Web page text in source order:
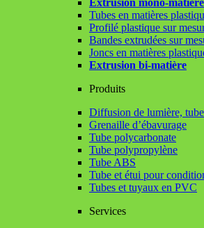
Extrusion mono-matière
Tubes en matières
Profilé plastique sur
Bandes extrudées sur
Joncs en matières
Extrusion bi-matière
Produits
Diffusion de lumière,
Grenaille d’ébavurage
Tube polycarbonate
Tube polypropylène
Tube ABS
Tube et étui pour
Tubes et tuyaux en PVC
Services